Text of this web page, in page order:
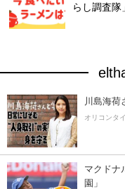
らし調査隊
川島海荷
オリコンタ
マクドナ
園」